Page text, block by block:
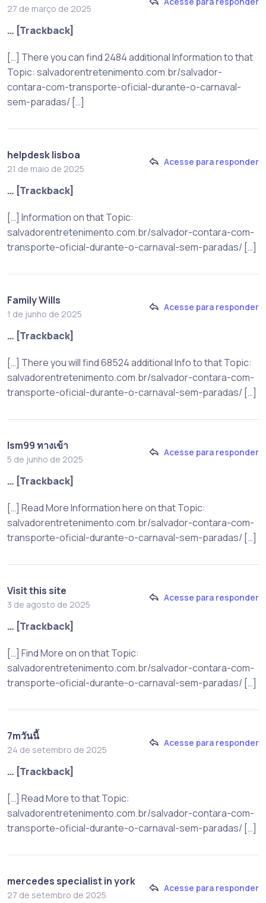
27 de março de 2025
… [Trackback]
[…] There you can find 2484 additional Information to that
Topic: salvadorentretenimento.com.br/salvador-
contara-com-transporte-oficial-durante-o-carnaval-
sem-paradas/ […]
helpdesk lisboa
21 de maio de 2025
Acesse para responder
… [Trackback]
[…] Information on that Topic:
salvadorentretenimento.com.br/salvador-contara-com-
transporte-oficial-durante-o-carnaval-sem-paradas/ […]
Family Wills
1 de junho de 2025
Acesse para responder
… [Trackback]
[…] There you will find 68524 additional Info to that Topic:
salvadorentretenimento.com.br/salvador-contara-com-
transporte-oficial-durante-o-carnaval-sem-paradas/ […]
lsm99 ทางเข้า
5 de junho de 2025
Acesse para responder
… [Trackback]
[…] Read More Information here on that Topic:
salvadorentretenimento.com.br/salvador-contara-com-
transporte-oficial-durante-o-carnaval-sem-paradas/ […]
Visit this site
3 de agosto de 2025
Acesse para responder
… [Trackback]
[…] Find More on on that Topic:
salvadorentretenimento.com.br/salvador-contara-com-
transporte-oficial-durante-o-carnaval-sem-paradas/ […]
7mวันนี้
24 de setembro de 2025
Acesse para responder
… [Trackback]
[…] Read More to that Topic:
salvadorentretenimento.com.br/salvador-contara-com-
transporte-oficial-durante-o-carnaval-sem-paradas/ […]
mercedes specialist in york
27 de setembro de 2025
Acesse para responder